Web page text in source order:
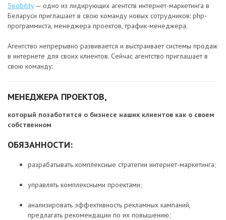
Seobility— одно из лидирующих агентств интернет-маркетинга в
Беларуси приглашает в свою команду новых сотрудников: php-
программиста, менеджера проектов, трафик-менеджера.
Агентство непрерывно развивается и выстраивает системы продаж
в интернете для своих клиентов. Сейчас агентство приглашает в
свою команду:
МЕНЕДЖЕРА ПРОЕКТОВ,
который позаботится о бизнесе наших клиентов как о своем
собственном
ОБЯЗАННОСТИ:
разрабатывать комплексные стратегии интернет-маркетинга;
управлять комплексными проектами;
анализировать эффективность рекламных кампаний,
предлагать рекомендации по их повышению;